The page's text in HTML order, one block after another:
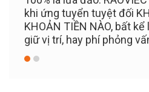
khi ứng tuyển tuyệt đối
KHOẢN TIỀN NÀO, bất
giữ vị trí, hay phí phỏng